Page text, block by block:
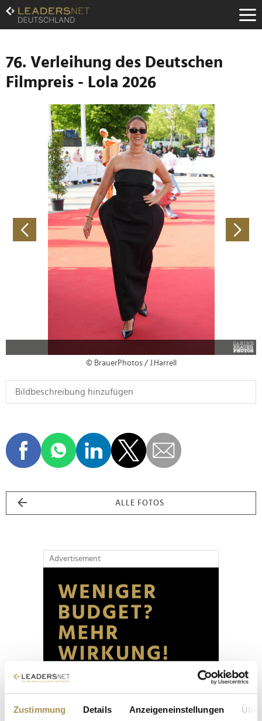
Zustimmung Details Anzeigeneinstellungen
Zum
Inhalt
Zur
Navigation
Zur
Hauptnavigation
76. Verleihung des Deutschen
Filmpreis - Lola 2026
© BrauerPhotos / J.Harrell
ALLE FOTOS
Advertisement